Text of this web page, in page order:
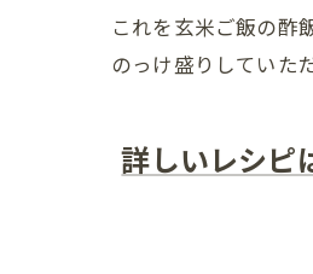
これを玄米ご飯の酢
のっけ盛りしていた
詳しいレシピ